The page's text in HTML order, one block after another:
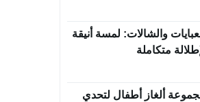
والشالات: لمسة أنيقة
متكاملة
ألغاز أطفال لتحدي